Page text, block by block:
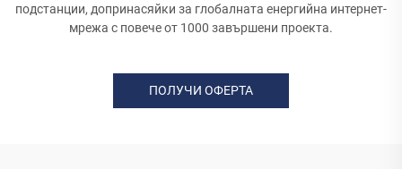
подстанции, допринасяйки за глобалната енергийна интернет-
мрежа с повече от 1000 завършени проекта.
ПОЛУЧИ ОФЕРТА